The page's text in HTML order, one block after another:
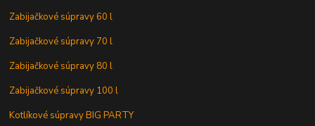
Zabijačkové súpravy 60 l
Zabijačkové súpravy 70 l
Zabijačkové súpravy 80 l
Zabijačkové súpravy 100 l
Kotlíkové súpravy BIG PARTY